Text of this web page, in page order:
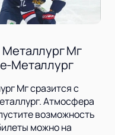
Металлург Мг
Металлург
Мг сразится с
Атмосфера
возможность
можно на